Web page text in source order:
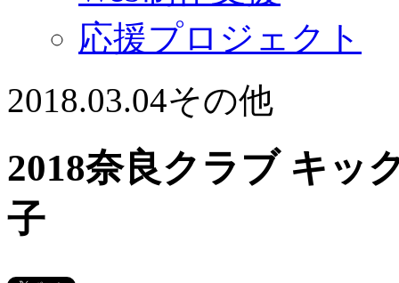
応援プロジェクト
2018.03.04その他
2018奈良クラブ キッ
子